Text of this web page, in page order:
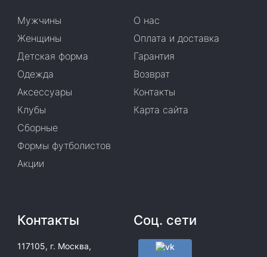
Мужчины
Женщины
Детская форма
Одежда
Аксессуары
Клубы
Сборные
Формы футболистов
Акции
О нас
Оплата и доставка
Гарантия
Возврат
Контакты
Карта сайта
Контакты
117105, г. Москва,
Соц. сети